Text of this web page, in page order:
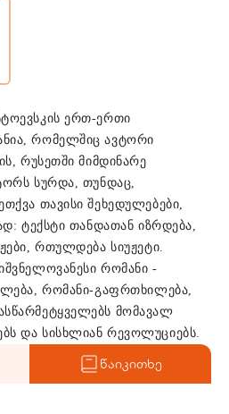
ერთ-ერთი
რომელშიც ავტორი
რუსეთში მიმდინარე
სურდა, თუნდაც,
თავისი შეხედულებები,
ტექსტი თანდათან იზრდება,
რთულდება სიუჟეტი.
რომანი -
რომანი-გაფრთხილება,
მომავალ
და სისხლიან რევოლუციებს.
წაიკითხე